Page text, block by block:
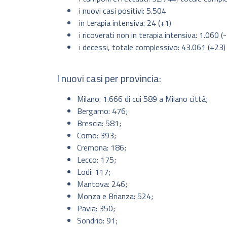
i nuovi casi positivi: 5.504
in terapia intensiva: 24 (+1)
i ricoverati non in terapia intensiva: 1.060
i decessi, totale complessivo: 43.061 (+23)
I nuovi casi per provincia:
Milano: 1.666 di cui 589 a Milano città;
Bergamo: 476;
Brescia: 581;
Como: 393;
Cremona: 186;
Lecco: 175;
Lodi: 117;
Mantova: 246;
Monza e Brianza: 524;
Pavia: 350;
Sondrio: 91;